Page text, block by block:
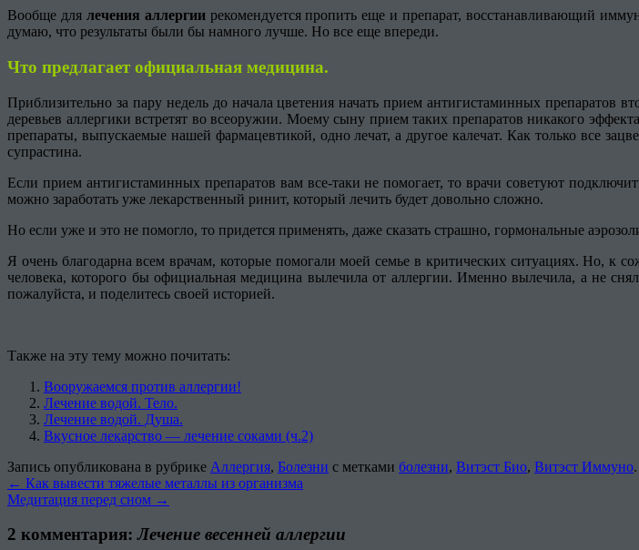
Вообще для лечения аллергиирекомендуется пропить еще и препарат, восстанавливающий
думаю, что результаты были бы намного лучше. Но все еще впереди.
Что предлагает официальная медицина.
Приблизительно за пару недель до начала цветения начать прием антигистаминных препаратов
деревьев аллергики встретят во всеоружии. Моему сыну прием таких препаратов никакого
препараты, выпускаемые нашей фармацевтикой, одно лечат, а другое калечат. Как только все
супрастина.
Если прием антигистаминных препаратов вам все-таки не помогает, то врачи советуют
можно заработать уже лекарственный ринит, который лечить будет довольно сложно.
Но если уже и это не помогло, то придется применять, даже сказать страшно, гормональные
Я очень благодарна всем врачам, которые помогали моей семье в критических ситуациях. Но, к
человека, которого бы официальная медицина вылечила от аллергии. Именно вылечила, а не
пожалуйста, и поделитесь своей историей.
Также на эту тему можно почитать:
Вооружаемся против аллергии!
Лечение водой. Тело.
Лечение водой. Душа.
Вкусное лекарство — лечение соками (ч.2)
Запись опубликована в рубрике Аллергия, Болезни с метками болезни, Витэст Био, Витэст Иммуно
← Как вывести тяжелые металлы из организма
Медитация перед сном →
2 комментария:Лечение весенней аллергии